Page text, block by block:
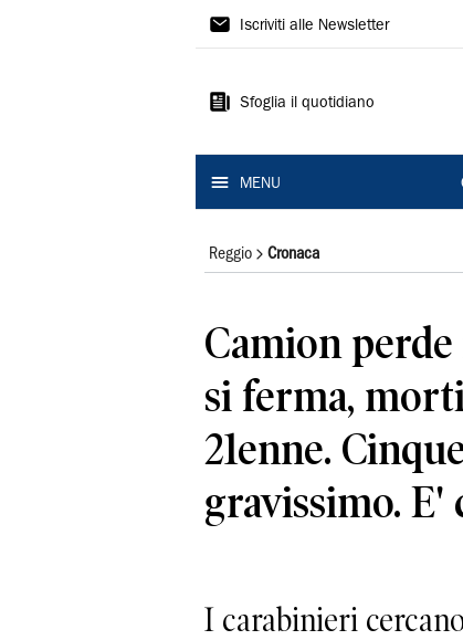
Gazzetta
Reggio
Iscriviti alle Newsletter
Sfoglia il quotidiano
MENU
Reggio Cronaca
Camion
si ferma,
21enne.
gravissimo. E'
I carabinieri